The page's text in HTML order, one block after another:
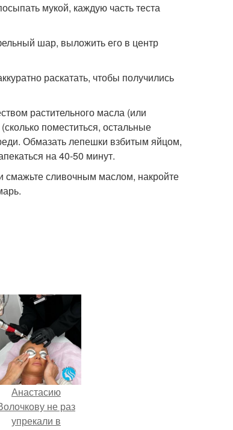
мукой, каждую часть теста
шар, выложить его в центр
раскатать, чтобы получились
растительного масла (или
поместиться, остальные
Обмазать лепешки взбитым яйцом,
на 40-50 минут.
сливочным маслом, накройте
Анастасию
не раз
упрекали в